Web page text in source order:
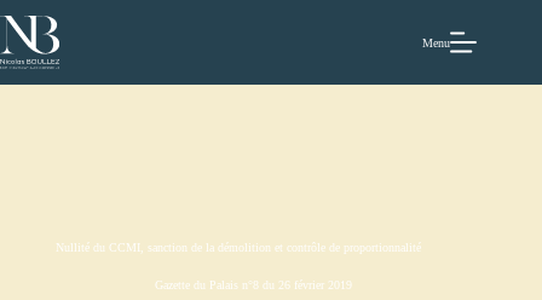
au
contenu
Menu
Nullité du CCMI, sanction de la démolition et contrôle de proportionnalité
Gazette du Palais n°8 du 26 février 2019